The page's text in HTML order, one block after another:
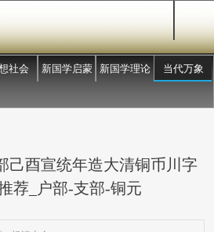
社会 新国学启蒙 新国学理论 当代万象
己酉宣统年造大清铜币川字
荐_户部-支部-铜元